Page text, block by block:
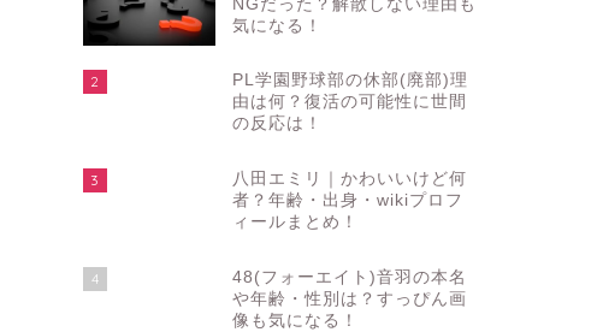
NGだった？解散しない理由も
気になる！
2
PL学園野球部の休部(廃部)理
由は何？復活の可能性に世間
の反応は！
3
八田エミリ｜かわいいけど何
者？年齢・出身・wikiプロフ
ィールまとめ！
4
48(フォーエイト)音羽の本名
や年齢・性別は？すっぴん画
像も気になる！